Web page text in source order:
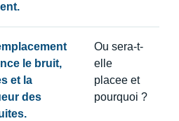
le bruit,
et la
des
Ou sera-t-
elle
placee et
pourquoi ?